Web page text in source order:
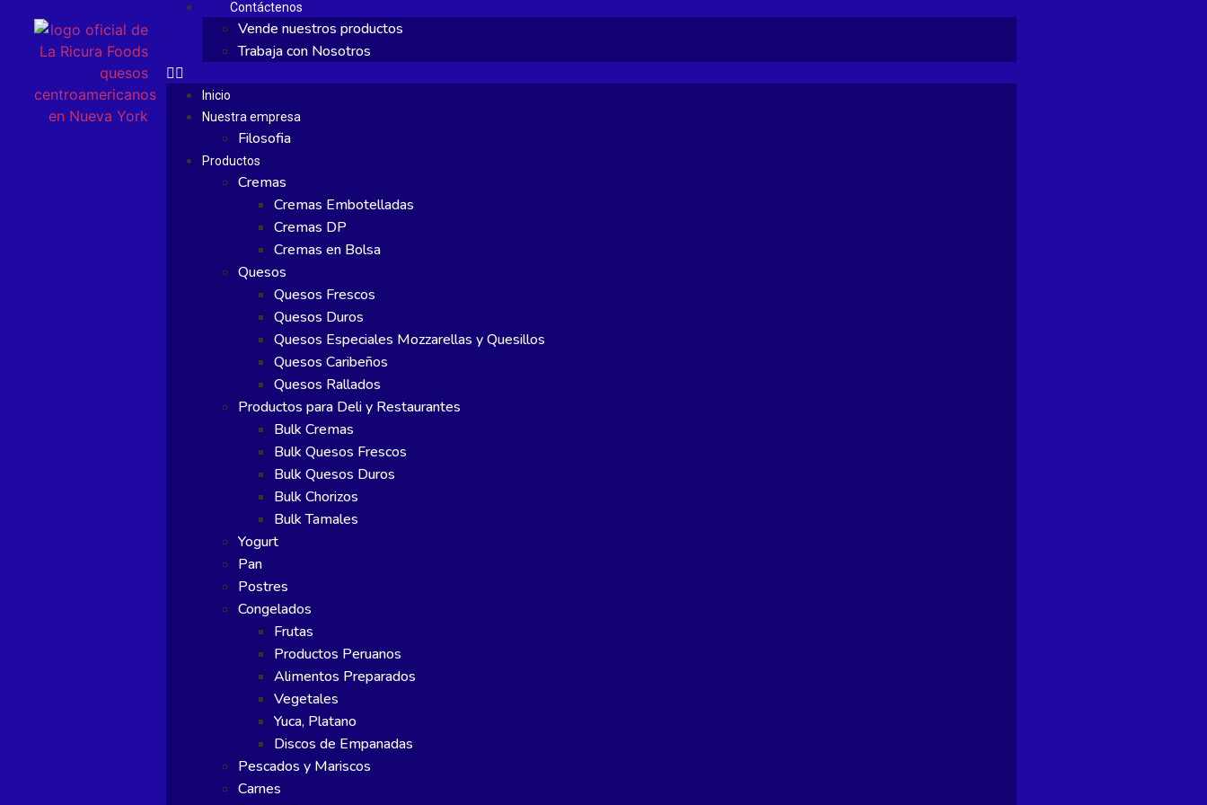
Contáctenos
Vende nuestros productos
Trabaja con Nosotros
Inicio
Nuestra empresa
Filosofia
Productos
Cremas
Cremas Embotelladas
Cremas DP
Cremas en Bolsa
Quesos
Quesos Frescos
Quesos Duros
Quesos Especiales Mozzarellas y Quesillos
Quesos Caribeños
Quesos Rallados
Productos para Deli y Restaurantes
Bulk Cremas
Bulk Quesos Frescos
Bulk Quesos Duros
Bulk Chorizos
Bulk Tamales
Yogurt
Pan
Postres
Congelados
Frutas
Productos Peruanos
Alimentos Preparados
Vegetales
Yuca, Platano
Discos de Empanadas
Pescados y Mariscos
Carnes